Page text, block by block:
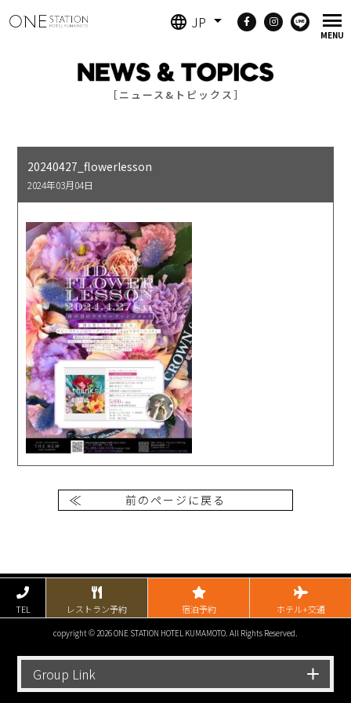
JP
［ニュース&トピックス］
20240427_flowerlesson
2024年03月04日
前のページに戻る
TEL レストラン予約 宿泊予約 ホテル+交通
copyright © 2026 ONE STATION HOTEL KUMAMOTO. All Rights Reserved.
Group Link